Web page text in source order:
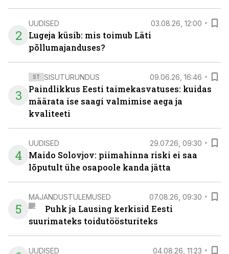
2
UUDISED 03.08.26, 12:00
Lugeja küsib: mis toimub Läti
põllumajanduses?
3
ST SISUTURUNDUS 09.06.26, 16:46
Paindlikkus Eesti taimekasvatuses: kuidas
määrata ise saagi valmimise aega ja
kvaliteeti
4
UUDISED 29.07.26, 09:30
Maido Solovjov: piimahinna riski ei saa
lõputult ühe osapoole kanda jätta
5
MAJANDUSTULEMUSED 07.08.26, 09:30
Puhk ja Lausing kerkisid Eesti
suurimateks toidutöösturiteks
UUDISED 04.08.26, 11:23